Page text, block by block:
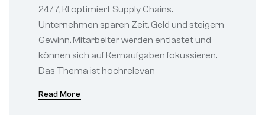
24/7, KI optimiert Supply Chains.
Unternehmen sparen Zeit, Geld und steigern
Gewinn. Mitarbeiter werden entlastet und
können sich auf Kernaufgaben fokussieren.
Das Thema ist hochrelevan
Read More